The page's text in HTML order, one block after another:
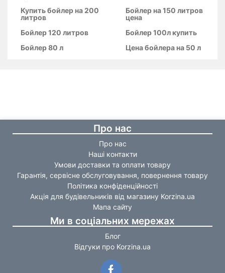
Купить бойлер на 200
литров
Бойлер на 150 литров
цена
Бойлер 120 литров
Бойлер 100л купить
Бойлер 80 л
Цена бойлера на 50 л
Про нас
Про нас
Наші контакти
Умови доставки та оплати товару
Гарантія, сервісне обслуговування, повернення товару
Політика конфіденційності
Акція для будівельників від магазину Korzina.ua
Мапа сайту
Ми в соціальних мережах
Блог
Відгуки про Korzina.ua